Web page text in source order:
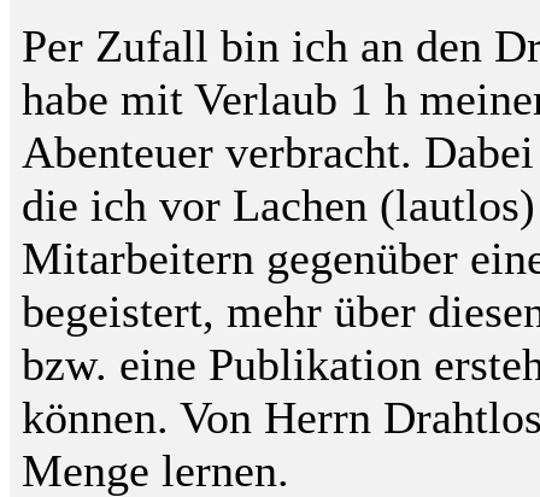
Per Zufall bin ich an den
habe mit Verlaub 1 h
Abenteuer verbracht.
die ich vor Lachen
Mitarbeitern gegenüber
begeistert, mehr über
bzw. eine Publikation
können. Von Herrn
Menge lernen.